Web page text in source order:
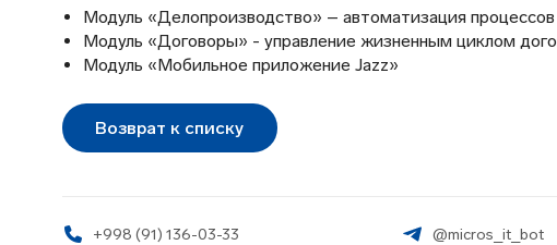
Модуль «Делопроизводство» – автоматизация
Модуль «Договоры» - управление жизненным циклом
Модуль «Мобильное приложение Jazz»
Возврат к списку
+998 (91) 136-03-33 @micros_it_bot